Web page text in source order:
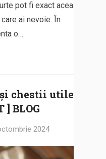
pot fi exact acea
ai nevoie. În
o…
chestii utile
BLOG
2024